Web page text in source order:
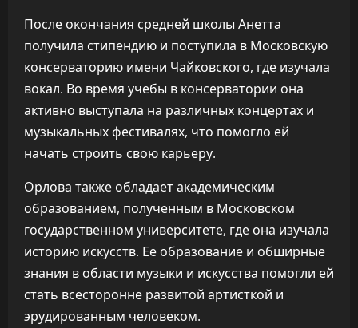
После окончания средней школы Анетта
получила стипендию и поступила в Московскую
консерваторию имени Чайковского, где изучала
вокал. Во время учебы в консерватории она
активно выступала на различных концертах и
музыкальных фестивалях, что помогло ей
начать строить свою карьеру.
Орлова также обладает академическим
образованием, полученным в Московском
государственном университете, где она изучала
историю искусств. Ее образование и обширные
знания в области музыки и искусства помогли ей
стать всесторонне развитой артисткой и
эрудированным человеком.